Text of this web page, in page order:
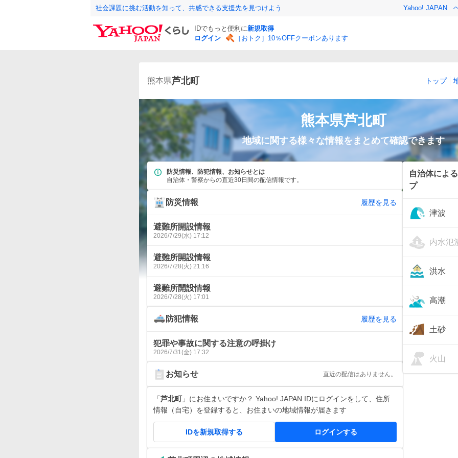
社会課題に挑む活動を知って、共感できる支援先を見つけよう Yahoo! JAPAN
IDでもっと便利に新規取得
ログイン
［おトク］10％OFFクーポンあります
熊本県芦北町 トップ
熊本県芦北町
地域に関する様々な情報をまとめて確認できます
防災情報、防犯情報、お知らせとは
自治体・警察からの直近30日間の配信情報です。
防災情報 履歴を見る
避難所開設情報
2026/7/29(水) 17:12
避難所開設情報
2026/7/28(火) 21:16
避難所開設情報
2026/7/28(火) 17:01
防犯情報 履歴を見る
犯罪や事故に関する注意の呼掛け
2026/7/31(金) 17:32
お知らせ 直近の配信はありません。
「芦北町」にお住まいですか？ Yahoo! JAPAN IDにログインをして、住所
情報（自宅）を登録すると、お住まいの地域情報が届きます
IDを新規取得する ログインする
自治体によ
プ
津波
内水氾
洪水
高潮
土砂
火山